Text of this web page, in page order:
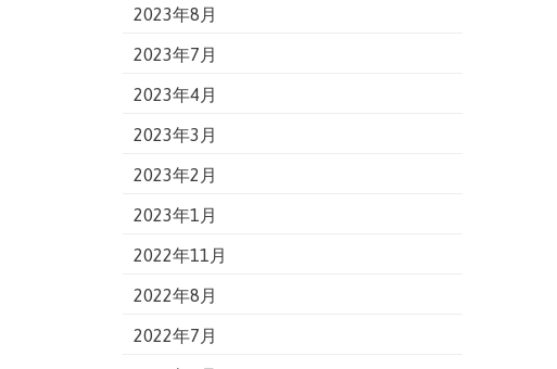
2023年8月
2023年7月
2023年4月
2023年3月
2023年2月
2023年1月
2022年11月
2022年8月
2022年7月